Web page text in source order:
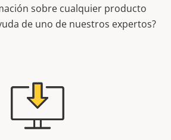
sobre cualquier producto
de uno de nuestros expertos?